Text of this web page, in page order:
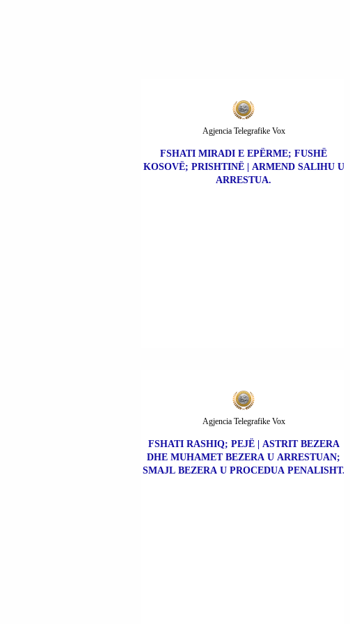
FSHATI MIRADI E EPËRME; FUSHË
KOSOVË; PRISHTINË | ARMEND SALIHU U
ARRESTUA.
Agjencia Telegrafike Vox
FSHATI RASHIQ; PEJË | ASTRIT BEZERA
DHE MUHAMET BEZERA U ARRESTUAN;
SMAJL BEZERA U PROCEDUA PENALISHT.
Agjencia Telegrafike Vox